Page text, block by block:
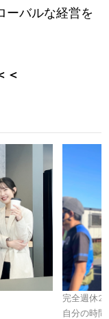
ーバルな経営を
＜
完全週休2
自分の時